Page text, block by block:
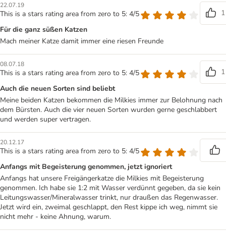
22.07.19
This is a stars rating area from zero to 5: 4/5
1
Für die ganz süßen Katzen
Mach meiner Katze damit immer eine riesen Freunde
08.07.18
This is a stars rating area from zero to 5: 4/5
1
Auch die neuen Sorten sind beliebt
Meine beiden Katzen bekommen die Milkies immer zur Belohnung nach
dem Bürsten. Auch die vier neuen Sorten wurden gerne geschlabbert
und werden super vertragen.
20.12.17
This is a stars rating area from zero to 5: 4/5
Anfangs mit Begeisterung genommen, jetzt ignoriert
Anfangs hat unsere Freigängerkatze die Milkies mit Begeisterung
genommen. Ich habe sie 1:2 mit Wasser verdünnt gegeben, da sie kein
Leitungswasser/Mineralwasser trinkt, nur draußen das Regenwasser.
Jetzt wird ein, zweimal geschlappt, den Rest kippe ich weg, nimmt sie
nicht mehr - keine Ahnung, warum.